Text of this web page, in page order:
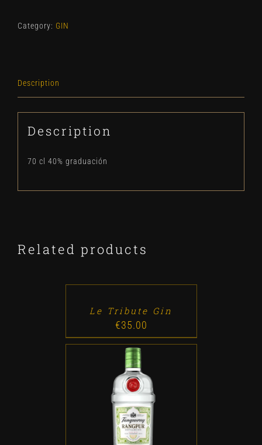
Category: GIN
Description
Description
70 cl 40% graduación
Related products
CART
DETALLESLe Tribute Gin
€35.00
ADD TO CART / DETALLES